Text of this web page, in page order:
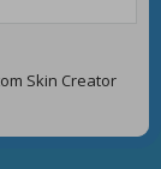
Skin Creator